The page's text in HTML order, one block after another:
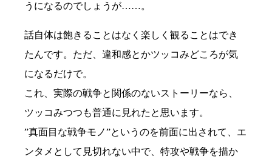
うになるのでしょうが……。
話自体は飽きることはなく楽しく観ることはでき
たんです。ただ、違和感とかツッコみどころが気
になるだけで。
これ、実際の戦争と関係のないストーリーなら、
ツッコみつつも普通に見れたと思います。
”真面目な戦争モノ”というのを前面に出されて、エ
ンタメとして見切れない中で、特攻や戦争を描か